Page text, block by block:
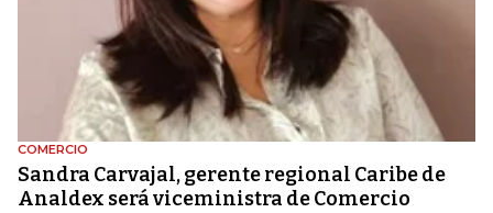
COMERCIO
Sandra Carvajal, gerente regional Caribe de
Analdex será viceministra de Comercio